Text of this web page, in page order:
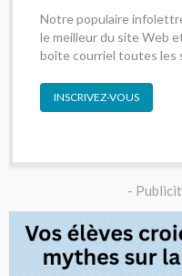
Notre populaire
le meilleur du site Web
boîte courriel toutes les
INSCRIVEZ-VOUS
-